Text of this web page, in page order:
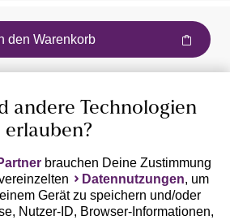
den Warenkorb
andere Technologien
erlauben?
brauchen Deine Zustimmung
Datennutzungen, um
Gerät zu speichern und/oder
Nutzer-ID, Browser-Informationen,